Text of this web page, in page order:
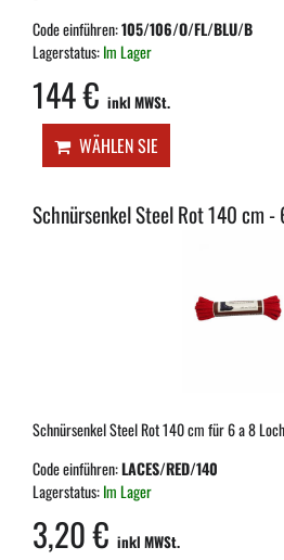
Code einführen:105/106/O/FL/BLU/B
Lagerstatus:Im Lager
144 € inkl MWSt.
WÄHLEN SIE
Schnürsenkel Steel Rot 140 cm -
Schnürsenkel Steel Rot 140 cm für 6 a 8
Code einführen:LACES/RED/140
Lagerstatus:Im Lager
3,20 € inkl MWSt.